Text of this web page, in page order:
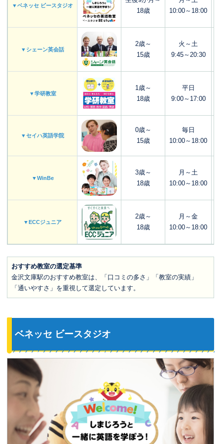
▼ベネッセ ビースタジオ
18歳
10:00～18:00
▼シェーン英会話
2歳～
15歳
火～土
9:45～20:30
▼学研教室
1歳～
18歳
平日
9:00～17:00
▼セイハ英語学院
0歳～
15歳
毎日
10:00～18:00
▼WinBe
3歳～
18歳
月～土
10:00～18:00
▼ECCジュニア
2歳～
18歳
月～金
10:00～18:00
おすすめ教室の選定基準
金沢文庫駅のおすすめ教室は、「口コミの多さ」「教室の実績」
「通いやすさ」を重視して選定しています。
ベネッセ ビースタジオ